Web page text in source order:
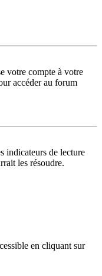
votre compte à votre
accéder au forum
indicateurs de lecture
les résoudre.
en cliquant sur